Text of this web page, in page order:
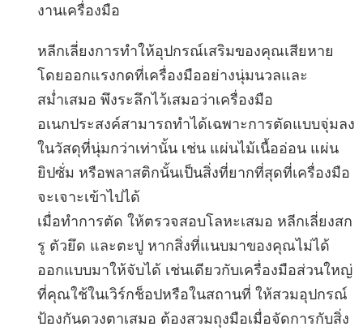
งานเครื่องมือ
หลีกเลี่ยงการทำให้อุปกรณ์เสริมของคุณเสียหาย
โดยออกแรงกดที่เครื่องมืออย่างนุ่มนวลและ
สม่ำเสมอ พึงระลึกไว้เสมอว่าเครื่องมือ
อเนกประสงค์สามารถทำได้เฉพาะการตัดแบบจุ่มลง
ในวัสดุที่นุ่มกว่าเท่านั้น เช่น แผ่นไม้เนื้ออ่อน แผ่น
ยิปซั่ม หรือพลาสติกนั้นเป็นสิ่งที่ยากที่สุดที่เครื่องมือ
จะเจาะเข้าไปได้
เมื่อทำการตัด ให้ตรวจสอบโลหะเสมอ หลีกเลี่ยงสก
รู ตัวยึด และตะปู หากสิ่งที่แนบมาของคุณไม่ได้
ออกแบบมาให้จับได้ เช่นเดียวกับเครื่องมือส่วนใหญ่
ที่คุณใช้ในเวิร์กช็อปหรือในสถานที่ ให้สวมอุปกรณ์
ป้องกันดวงตาเสมอ ต้องสวมถุงมือเมื่อจัดการกับสิ่ง